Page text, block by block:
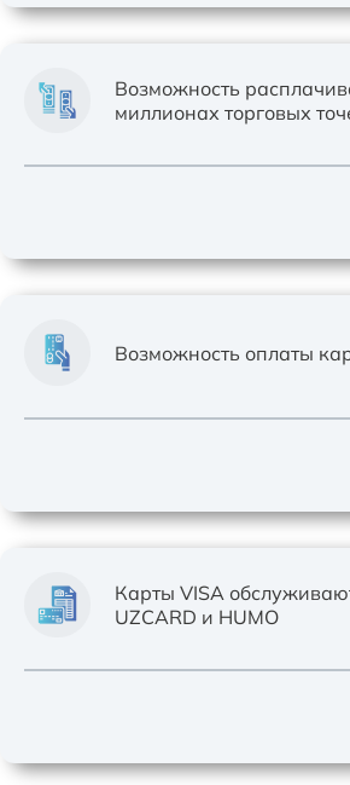
Возможность
миллионах торговых
Возможность оплаты
Карты VISA
UZCARD и HUMO